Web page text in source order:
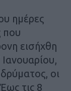
ημέρες
που
εισήχθη
οι
τις 8